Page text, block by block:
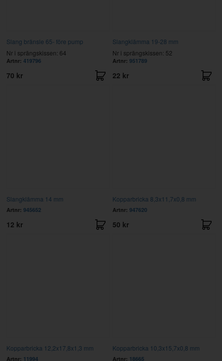
Slang bränsle 65- före pump
Nr i sprängskissen: 64
Artnr: 419796
70 kr
Slangklämma 19-28 mm
Nr i sprängskissen: 52
Artnr: 951789
22 kr
Slangklämma 14 mm
Artnr: 945652
12 kr
Kopparbricka 8,3x11,7x0,8 mm
Artnr: 947620
50 kr
Kopparbricka 12,2x17,8x1,3 mm
Artnr: 11994
Kopparbricka 10,3x15,7x0,8 mm
Artnr: 18665